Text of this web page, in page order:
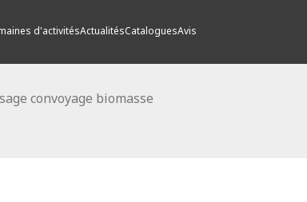
d'activitésActualitésCataloguesAvis
convoyage biomasse